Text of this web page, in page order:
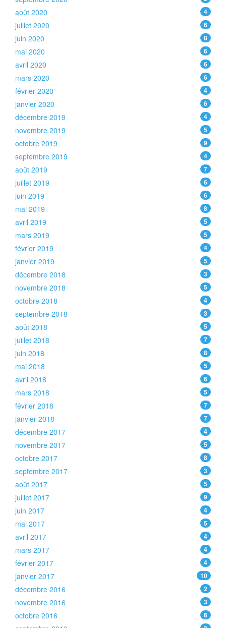
août 2020 4
juillet 2020 6
juin 2020 8
mai 2020 6
avril 2020 6
mars 2020 6
février 2020 4
janvier 2020 6
décembre 2019 4
novembre 2019 5
octobre 2019 9
septembre 2019 4
août 2019 7
juillet 2019 6
juin 2019 6
mai 2019 8
avril 2019 5
mars 2019 5
février 2019 4
janvier 2019 5
décembre 2018 3
novembre 2018 5
octobre 2018 4
septembre 2018 3
août 2018 5
juillet 2018 7
juin 2018 8
mai 2018 5
avril 2018 6
mars 2018 5
février 2018 7
janvier 2018 7
décembre 2017 4
novembre 2017 5
octobre 2017 8
septembre 2017 3
août 2017 5
juillet 2017 9
juin 2017 4
mai 2017 5
avril 2017 4
mars 2017 4
février 2017 4
janvier 2017 10
décembre 2016 2
novembre 2016 3
octobre 2016 6